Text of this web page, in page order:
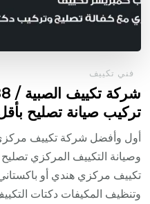
فني تكييف
تركيب صيانة تصليح
أول وأفضل شركة تكييف
وصيانة التكييف المركزي
تكييف مركزي هندي أو
وتنظيف المكيفات دكتات